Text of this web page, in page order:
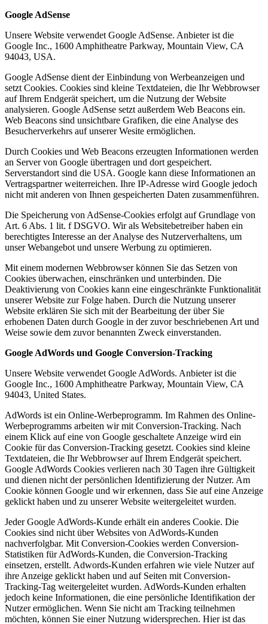
Google AdSense
Unsere Website verwendet Google AdSense. Anbieter ist die
Google Inc., 1600 Amphitheatre Parkway, Mountain View, CA
94043, USA.
Google AdSense dient der Einbindung von Werbeanzeigen und
setzt Cookies. Cookies sind kleine Textdateien, die Ihr Webbrowser
auf Ihrem Endgerät speichert, um die Nutzung der Website
analysieren. Google AdSense setzt außerdem Web Beacons ein.
Web Beacons sind unsichtbare Grafiken, die eine Analyse des
Besucherverkehrs auf unserer Wesite ermöglichen.
Durch Cookies und Web Beacons erzeugten Informationen werden
an Server von Google übertragen und dort gespeichert.
Serverstandort sind die USA. Google kann diese Informationen an
Vertragspartner weiterreichen. Ihre IP-Adresse wird Google jedoch
nicht mit anderen von Ihnen gespeicherten Daten zusammenführen.
Die Speicherung von AdSense-Cookies erfolgt auf Grundlage von
Art. 6 Abs. 1 lit. f DSGVO. Wir als Websitebetreiber haben ein
berechtigtes Interesse an der Analyse des Nutzerverhaltens, um
unser Webangebot und unsere Werbung zu optimieren.
Mit einem modernen Webbrowser können Sie das Setzen von
Cookies überwachen, einschränken und unterbinden. Die
Deaktivierung von Cookies kann eine eingeschränkte Funktionalität
unserer Website zur Folge haben. Durch die Nutzung unserer
Website erklären Sie sich mit der Bearbeitung der über Sie
erhobenen Daten durch Google in der zuvor beschriebenen Art und
Weise sowie dem zuvor benannten Zweck einverstanden.
Google AdWords und Google Conversion-Tracking
Unsere Website verwendet Google AdWords. Anbieter ist die
Google Inc., 1600 Amphitheatre Parkway, Mountain View, CA
94043, United States.
AdWords ist ein Online-Werbeprogramm. Im Rahmen des Online-
Werbeprogramms arbeiten wir mit Conversion-Tracking. Nach
einem Klick auf eine von Google geschaltete Anzeige wird ein
Cookie für das Conversion-Tracking gesetzt. Cookies sind kleine
Textdateien, die Ihr Webbrowser auf Ihrem Endgerät speichert.
Google AdWords Cookies verlieren nach 30 Tagen ihre Gültigkeit
und dienen nicht der persönlichen Identifizierung der Nutzer. Am
Cookie können Google und wir erkennen, dass Sie auf eine Anzeige
geklickt haben und zu unserer Website weitergeleitet wurden.
Jeder Google AdWords-Kunde erhält ein anderes Cookie. Die
Cookies sind nicht über Websites von AdWords-Kunden
nachverfolgbar. Mit Conversion-Cookies werden Conversion-
Statistiken für AdWords-Kunden, die Conversion-Tracking
einsetzen, erstellt. Adwords-Kunden erfahren wie viele Nutzer auf
ihre Anzeige geklickt haben und auf Seiten mit Conversion-
Tracking-Tag weitergeleitet wurden. AdWords-Kunden erhalten
jedoch keine Informationen, die eine persönliche Identifikation der
Nutzer ermöglichen. Wenn Sie nicht am Tracking teilnehmen
möchten, können Sie einer Nutzung widersprechen. Hier ist das